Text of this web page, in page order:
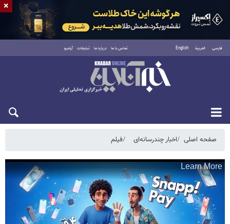
فارسی العربية English تماس با ما درباره ما تبلیغات آرشیو
پنجشنبه ۱۵ مرداد ۱۴۰۵
صفحه اصلی اخبار چندرسانه‌ای فیلم
×